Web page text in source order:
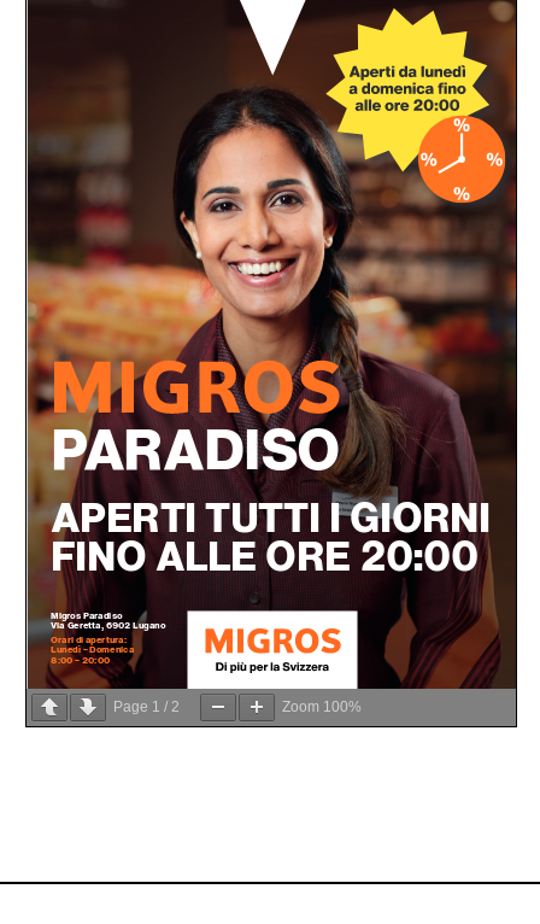
Page 1 / 2 Zoom 100%